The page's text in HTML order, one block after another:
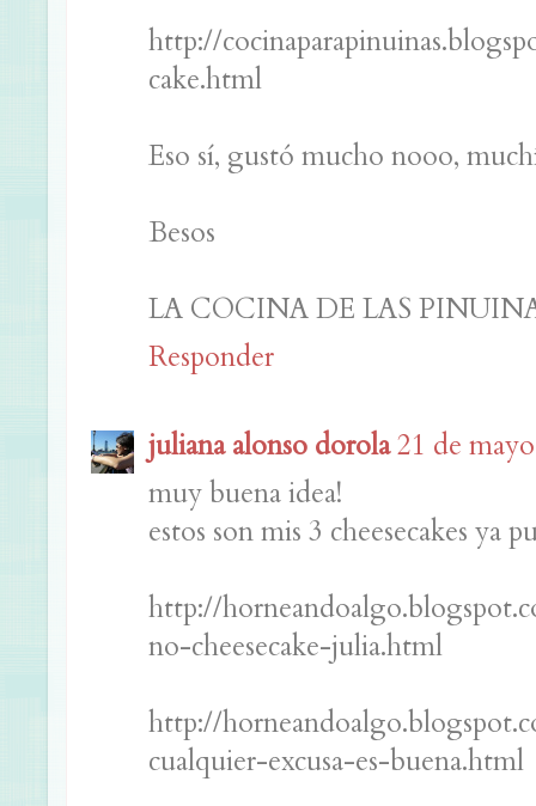
http://
cake.html
Eso sí, gustó mucho nooo,
Besos
LA COCINA DE LAS
Responder
juliana alonso dorola21 de
muy buena idea!
estos son mis 3 cheesecakes ya
http://
no-cheesecake-julia.html
http://
cualquier-excusa-es-buena.html